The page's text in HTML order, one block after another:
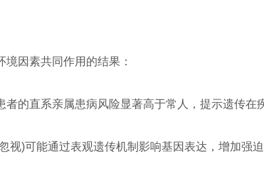
因素共同作用的结果：
的直系亲属患病风险显著高于常人，提示遗传在
视)可能通过表观遗传机制影响基因表达，增加